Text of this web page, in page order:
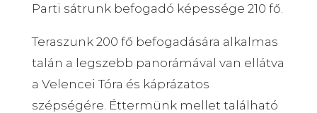
Parti sátrunk befogadó képessége 210 fő.
Teraszunk 200 fő befogadására alkalmas
talán a legszebb panorámával van ellátva
a Velencei Tóra és káprázatos
szépségére. Éttermünk mellet található